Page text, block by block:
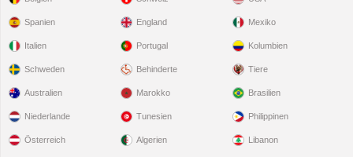
Spanien
Italien
Schweden
England
Portugal
Behinderte
Mexiko
Kolumbien
Tiere
Australien
Niederlande
Österreich
Marokko
Tunesien
Algerien
Brasilien
Philippinen
Libanon